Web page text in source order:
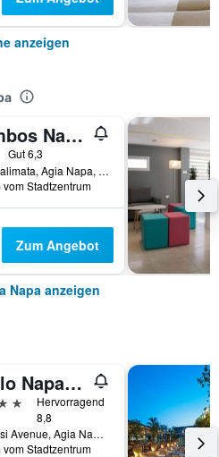
anzeigen
Pambos Napa Rocs
Gut 6,3
14 Katalimata, Agia Napa, Zypern
vom Stadtzentrum
Zum Angebot
Napa anzeigen
Pavlo Napa Beach Hotel
Hervorragend
8,8
71 Nissi Avenue, Agia Napa, Zypern
vom Stadtzentrum